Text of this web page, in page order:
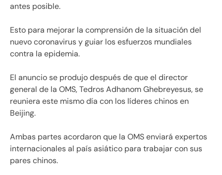
antes posible.
Esto para mejorar la comprensión de la situación del
nuevo coronavirus y guiar los esfuerzos mundiales
contra la epidemia.
El anuncio se produjo después de que el director
general de la OMS, Tedros Adhanom Ghebreyesus, se
reuniera este mismo día con los líderes chinos en
Beijing.
Ambas partes acordaron que la OMS enviará expertos
internacionales al país asiático para trabajar con sus
pares chinos.